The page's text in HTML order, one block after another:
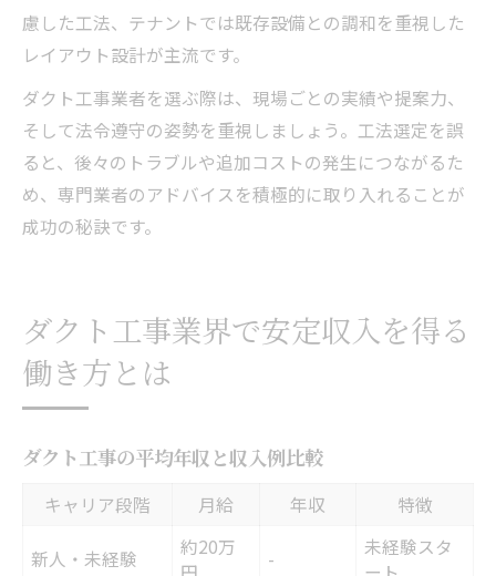
慮した工法、テナントでは既存設備との調和を重視した
レイアウト設計が主流です。
ダクト工事業者を選ぶ際は、現場ごとの実績や提案力、
そして法令遵守の姿勢を重視しましょう。工法選定を誤
ると、後々のトラブルや追加コストの発生につながるた
め、専門業者のアドバイスを積極的に取り入れることが
成功の秘訣です。
ダクト工事業界で安定収入を得る
働き方とは
ダクト工事の平均年収と収入例比較
キャリア段階 月給 年収 特徴
新人・未経験
約20万
-
未経験スタ